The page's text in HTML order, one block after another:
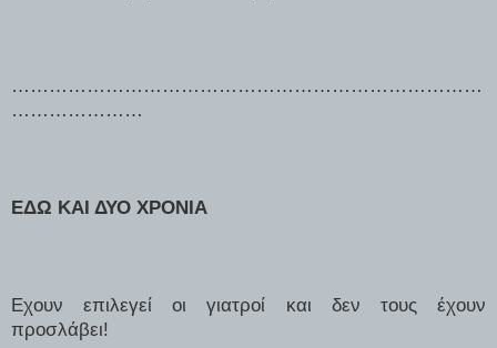
…………………………………………………………………
…………………
ΕΔΩ ΚΑΙ ΔΥΟ ΧΡΟΝΙΑ
Εχουν επιλεγεί οι γιατροί και δεν τους έχουν
προσλάβει!